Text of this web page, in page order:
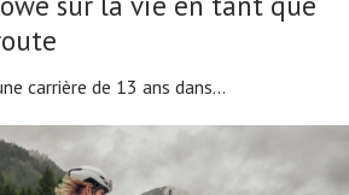
carrière de 13 ans dans...